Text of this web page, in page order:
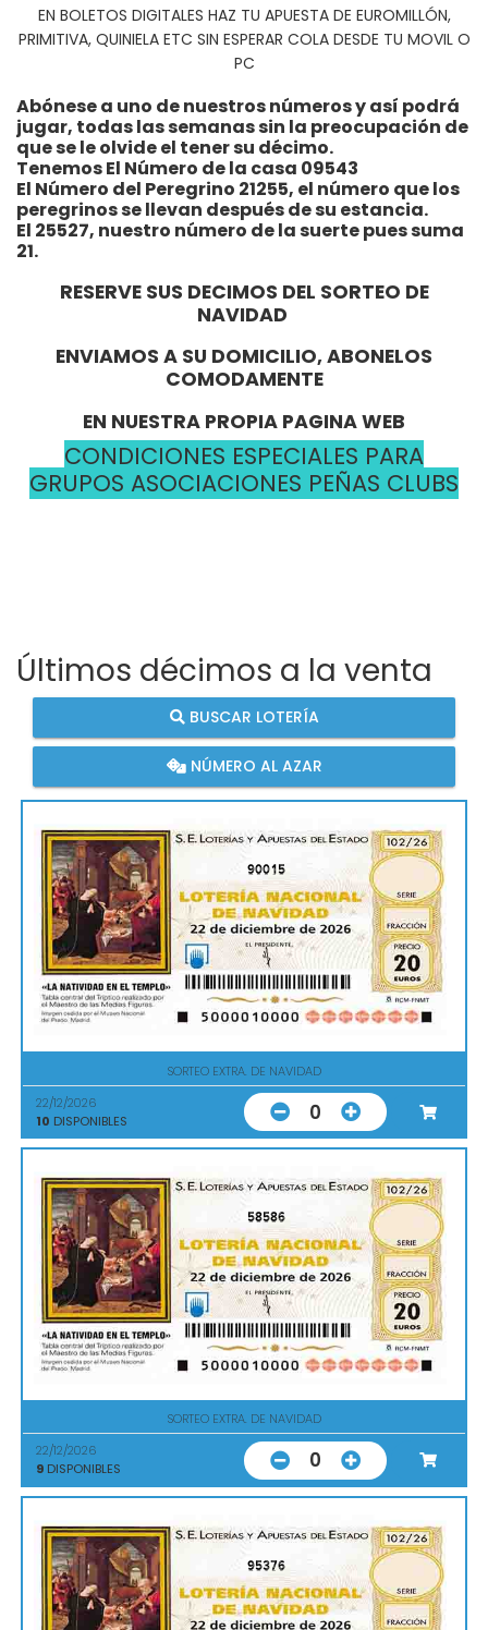
EN BOLETOS DIGITALES HAZ TU APUESTA DE EUROMILLÓN,
PRIMITIVA, QUINIELA ETC SIN ESPERAR COLA DESDE TU MOVIL O
PC
Abónese a uno de nuestros números y así podrá
jugar, todas las semanas sin la preocupación de
que se le olvide el tener su décimo.
Tenemos El Número de la casa 09543
El Número del Peregrino 21255, el número que los
peregrinos se llevan después de su estancia.
El 25527, nuestro número de la suerte pues suma
21.
RESERVE SUS DECIMOS DEL SORTEO DE
NAVIDAD
ENVIAMOS A SU DOMICILIO, ABONELOS
COMODAMENTE
EN NUESTRA PROPIA PAGINA WEB
CONDICIONES ESPECIALES PARA
GRUPOS ASOCIACIONES PEÑAS CLUBS
Últimos décimos a la venta
BUSCAR LOTERÍA
NÚMERO AL AZAR
90015
SORTEO EXTRA. DE NAVIDAD
22/12/2026
10 DISPONIBLES 0
58586
SORTEO EXTRA. DE NAVIDAD
22/12/2026
9 DISPONIBLES 0
95376